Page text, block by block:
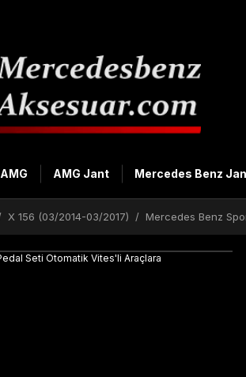
AMG AMG Jant Mercedes Benz
X 156 (03/2014-03/2017) Mercedes Benz